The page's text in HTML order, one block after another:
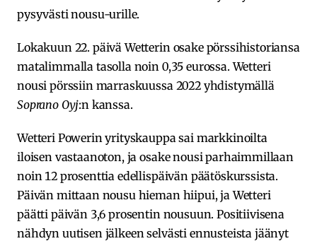
pysyvästi nousu-urille.
Lokakuun 22. päivä Wetterin osake pörssihistoriansa
matalimmalla tasolla noin 0,35 eurossa. Wetteri
nousi pörssiin marraskuussa 2022 yhdistymällä
Soprano Oyj:n kanssa.
Wetteri Powerin yrityskauppa sai markkinoilta
iloisen vastaanoton, ja osake nousi parhaimmillaan
noin 12 prosenttia edellispäivän päätöskurssista.
Päivän mittaan nousu hieman hiipui, ja Wetteri
päätti päivän 3,6 prosentin nousuun. Positiivisena
nähdyn uutisen jälkeen selvästi ennusteista jäänyt